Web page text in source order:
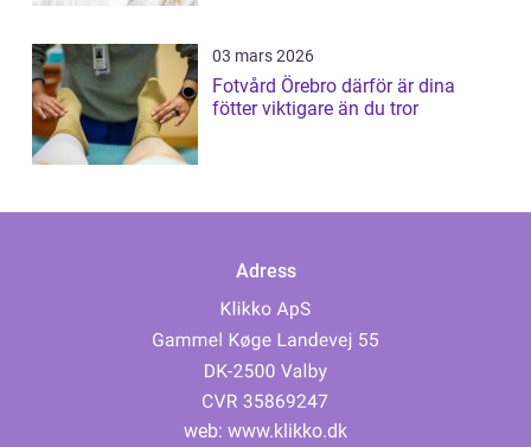
03 mars 2026
Fotvård Örebro därför är dina
fötter viktigare än du tror
Adress
web: www.klikko.dk